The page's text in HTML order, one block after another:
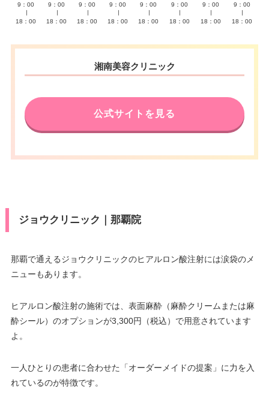
9：00
18：00
9：00
18：00
9：00
18：00
9：00
18：00
9：00
18：00
9：00
18：00
9：00
18：00
9：00
18：00
湘南美容クリニック
公式サイトを見る
ジョウクリニック｜那覇院
那覇で通えるジョウクリニックのヒアルロン酸注射には涙袋のメ
ニューもあります。
ヒアルロン酸注射の施術では、表面麻酔（麻酔クリームまたは麻
酔シール）のオプションが3,300円（税込）で用意されています
よ。
一人ひとりの患者に合わせた「オーダーメイドの提案」に力を入
れているのが特徴です。